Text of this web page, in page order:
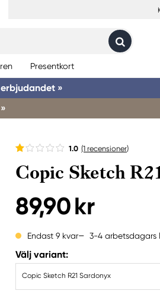
Presentkort
»
1.0 (1 recensioner)
Copic Sketch
89,90 kr
Endast 9 kvar 3-4 arbetsdagars
Välj variant:
Copic Sketch R21 Sardonyx